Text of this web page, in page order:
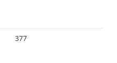
377